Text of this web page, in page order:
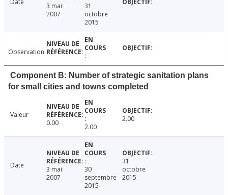
Date
3 mai
2007
31
octobre
2015
Observation
Component B: Number of strategic sanitation plans
for small cities and towns completed
Valeur
0.00
2.00
2.00
Date
3 mai
2007
30
septembre
2015
31
octobre
2015